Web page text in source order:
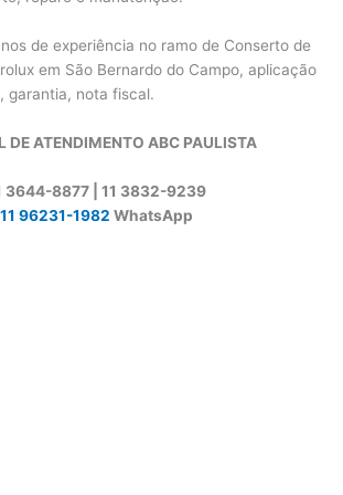
de experiência no ramo de Conserto de
em São Bernardo do Campo, aplicação
garantia, nota fiscal.
DE ATENDIMENTO ABC PAULISTA
3644-8877 | 11 3832-9239
11 96231-1982 WhatsApp